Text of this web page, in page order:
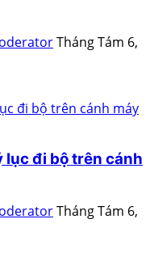
Tháng Tám 6,
lục đi bộ trên cánh
Tháng Tám 6,